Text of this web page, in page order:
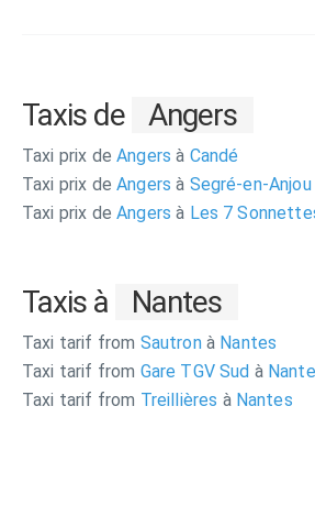
Taxis de Angers
Taxi prix de Angersà Candé
Taxi prix de Angersà Segré-en-Anjou
Taxi prix de Angersà Les 7
Taxis à Nantes
Taxi tarif from Sautron à Nantes
Taxi tarif from Gare TGV Sud à
Taxi tarif from Treillières àNantes